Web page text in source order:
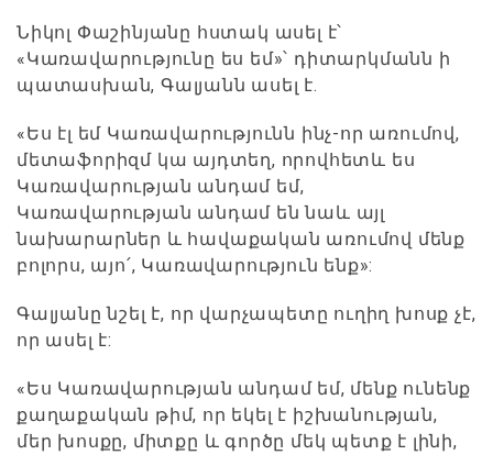
Նիկոլ Փաշինյանը հստակ ասել է՝
«Կառավարությունը ես եմ»՝ դիտարկմանն ի
պատասխան, Գալյանն ասել է.
«Ես էլ եմ Կառավարությունն ինչ-որ առումով,
մետաֆորիզմ կա այդտեղ, որովհետև ես
Կառավարության անդամ եմ,
Կառավարության անդամ են նաև այլ
նախարարներ և հավաքական առումով մենք
բոլորս, այո՛, Կառավարություն ենք»:
Գալյանը նշել է, որ վարչապետը ուղիղ խոսք չէ,
որ ասել է:
«Ես Կառավարության անդամ եմ, մենք ունենք
քաղաքական թիմ, որ եկել է իշխանության,
մեր խոսքը, միտքը և գործը մեկ պետք է լինի,